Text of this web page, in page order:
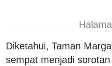
Diketahui, Taman
sempat menjadi